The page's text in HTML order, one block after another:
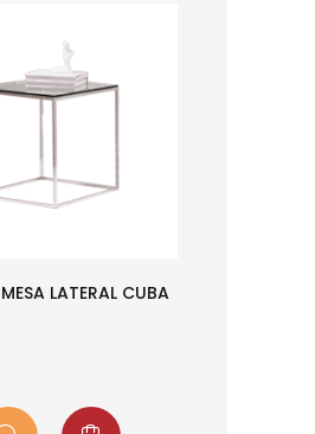
LATERAL CUBA